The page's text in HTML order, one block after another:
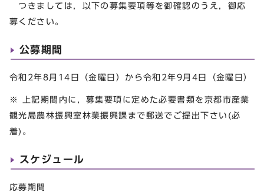
つきましては，以下の募集要項等を御確認のうえ，御応
募ください。
公募期間
令和2年8月14日（金曜日）から令和2年9月4日（金曜日）
※ 上記期間内に，募集要項に定めた必要書類を京都市産業
観光局農林振興室林業振興課まで郵送でご提出下さい(必
着)。
スケジュール
応募期間